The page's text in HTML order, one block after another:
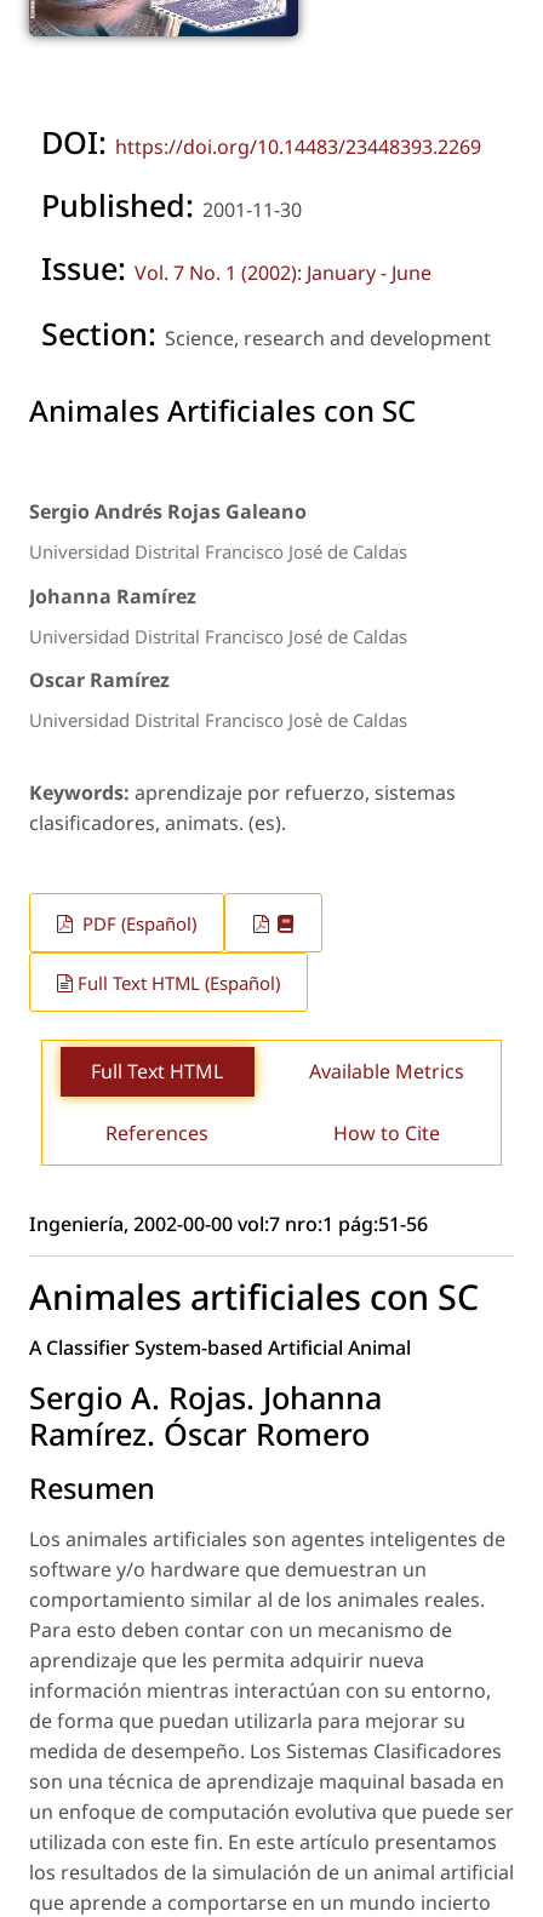
DOI: https://doi.org/10.14483/23448393.2269
Published: 2001-11-30
Issue: Vol. 7 No. 1 (2002): January - June
Section: Science, research and development
Animales Artificiales con SC
Sergio Andrés Rojas Galeano
Universidad Distrital Francisco José de Caldas
Johanna Ramírez
Universidad Distrital Francisco José de Caldas
Oscar Ramírez
Universidad Distrital Francisco Josè de Caldas
Keywords: aprendizaje por refuerzo, sistemas
clasificadores, animats. (es).
PDF (Español)
Full Text HTML (Español)
Full Text HTML Available Metrics
References How to Cite
Ingeniería, 2002-00-00 vol:7 nro:1 pág:51-56
Animales artificiales con SC
A Classifier System-based Artificial Animal
Sergio A. Rojas. Johanna
Ramírez. Óscar Romero
Resumen
Los animales artificiales son agentes inteligentes de
software y/o hardware que demuestran un
comportamiento similar al de los animales reales.
Para esto deben contar con un mecanismo de
aprendizaje que les permita adquirir nueva
información mientras interactúan con su entorno,
de forma que puedan utilizarla para mejorar su
medida de desempeño. Los Sistemas Clasificadores
son una técnica de aprendizaje maquinal basada en
un enfoque de computación evolutiva que puede ser
utilizada con este fin. En este artículo presentamos
los resultados de la simulación de un animal artificial
que aprende a comportarse en un mundo incierto